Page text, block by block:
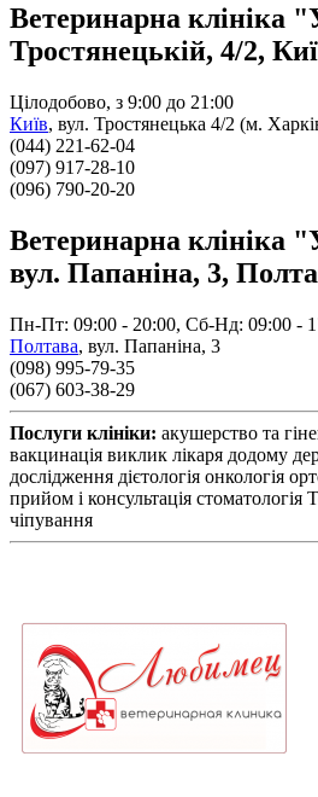
Ветеринарна клініка
Тростянецькій, 4/2,
Цілодобово, з 9:00 до 21:00
Київ, вул. Тростянецька 4/2 (м.
(044) 221-62-04
(097) 917-28-10
(096) 790-20-20
Ветеринарна клініка
вул. Папаніна, 3,
Пн-Пт: 09:00 - 20:00, Сб-Нд: 09:00 -
Полтава, вул. Папаніна, 3
(098) 995-79-35
(067) 603-38-29
Послуги клініки: акушерство та
вакцинація виклик лікаря додому
дослідження дієтологія онкологія
прийом і консультація стоматологія
чіпування